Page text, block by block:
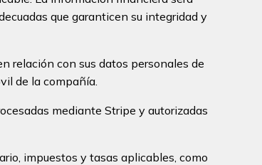
que garanticen su integridad y
relación con sus datos personales de
de la compañía.
mediante Stripe y autorizadas
impuestos y tasas aplicables, como